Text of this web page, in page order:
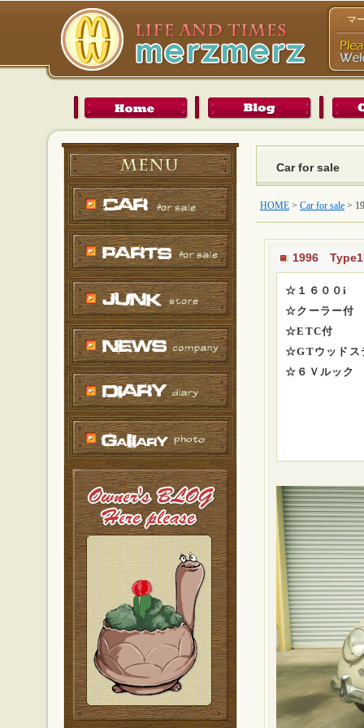
マ
Car for sale
HOME > Car for sale >
1996
☆１６００i
☆クーラー付
☆ETC付
☆GTウッドス
☆６Ｖルック